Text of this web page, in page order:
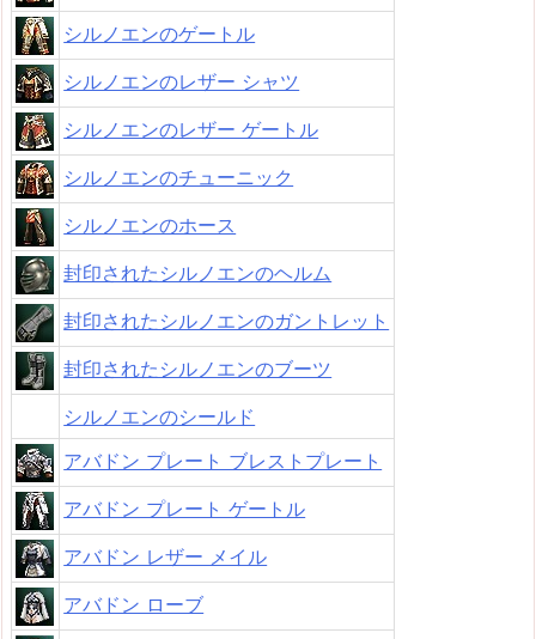
シルノエンのゲートル
シルノエンのレザー シャツ
シルノエンのレザー ゲートル
シルノエンのチューニック
シルノエンのホース
封印されたシルノエンのヘルム
封印されたシルノエンのガントレット
封印されたシルノエンのブーツ
シルノエンのシールド
アバドン プレート ブレストプレート
アバドン プレート ゲートル
アバドン レザー メイル
アバドン ローブ